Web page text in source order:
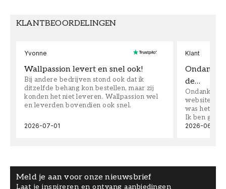
KLANTBEOORDELINGEN
Yvonne
Wallpassion levert en snel ook!
Bij andere bedrijven stond ook dat ik
ditzelfde behang kon bestellen, maar zij
konden het niet leveren. Wallpassion wel
en leverden bovendien ook snel.
2026-07-01
Klant
Ondanks
de…
Ondanks
website
was het
Ik ben
2026-06-08
Meld je aan voor onze nieuwsbrief
Laat je inspireren en ontvang aanbiedingen